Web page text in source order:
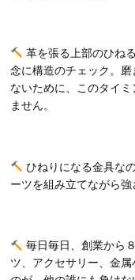
革を張る上部のひね
念に構造のチェック。
ないために、このタイ
ません。
ひねりになる金具な
ーツを組み立てながら強
毎日毎日、創業から
ツ、アクセサリー、金